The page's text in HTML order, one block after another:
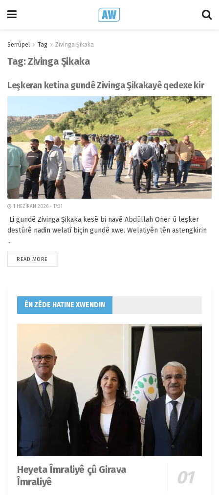
Serrûpel Tag Zivinga Şikaka
Tag:Zivinga Şikaka
Leşkeran ketina gundê Zivinga Şikakayê qedexe kir
1 HEZÎRAN 2026 - 17:31
Li gundê Zivinga Şikaka kesê bi navê Abdûllah Oner û leşker
destûrê nadin welatî biçin gundê xwe. Welatiyên tên astengkirin
...
READ MORE
ÊN ZÊDE HATINE XWENDIN
Heyeta Îmraliyê çû Girava
Îmraliyê